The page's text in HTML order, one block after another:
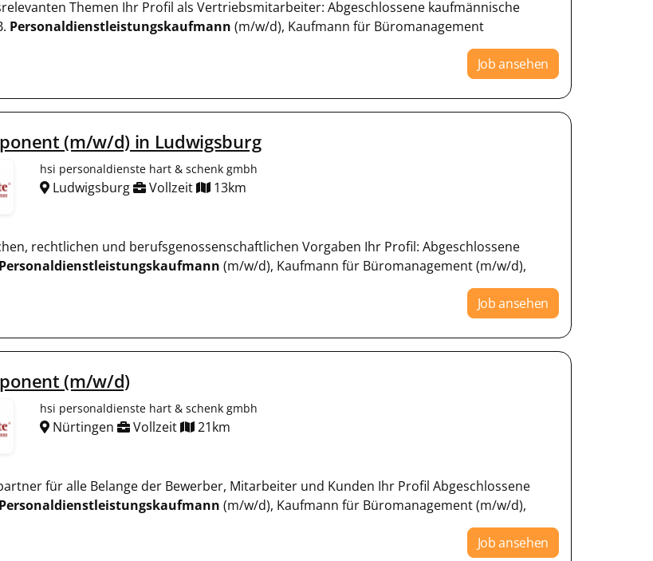
Themen Ihr Profil als Vertriebsmitarbeiter: Abgeschlossene kaufmännische
Personaldienstleistungskaufmann (m/w/d), Kaufmann für Büromanagement
Job ansehen
(m/w/d) in Ludwigsburg
hsi personaldienste hart & schenk gmbh
Ludwigsburg Vollzeit 13km
rechtlichen und berufsgenossenschaftlichen Vorgaben Ihr Profil: Abgeschlossene
Personaldienstleistungskaufmann (m/w/d), Kaufmann für Büromanagement (m/w/d),
Job ansehen
(m/w/d)
hsi personaldienste hart & schenk gmbh
Nürtingen Vollzeit 21km
für alle Belange der Bewerber, Mitarbeiter und Kunden Ihr Profil Abgeschlossene
Personaldienstleistungskaufmann (m/w/d), Kaufmann für Büromanagement (m/w/d),
Job ansehen